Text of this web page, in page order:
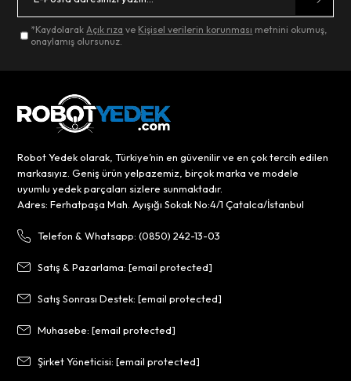
*KaydolarakAçık rıza ve Kişisel verilerin korunması metnini okumuş,
onaylamış olursunuz.
Robot Yedek olarak, Türkiye’nin en güvenilir ve en çok tercih edilen
markasıyız. Geniş ürün yelpazemiz, birçok marka ve modele
uyumlu yedek parçaları sizlere sunmaktadır.
Adres: Ferhatpaşa Mah. Ayışığı Sokak No:4/1 Çatalca/İstanbul
Telefon & Whatsapp: (0850) 242-13-03
Satış & Pazarlama:[email protected]
Satış Sonrası Destek:[email protected]
Muhasebe:[email protected]
Şirket Yöneticisi:[email protected]